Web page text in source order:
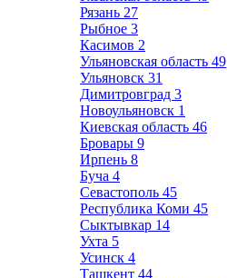
Рязань 27
Рыбное 3
Касимов 2
Ульяновская область 49
Ульяновск 31
Димитровград 3
Новоульяновск 1
Киевская область 46
Бровары 9
Ирпень 8
Буча 4
Севастополь 45
Республика Коми 45
Сыктывкар 14
Ухта 5
Усинск 4
Ташкент 44